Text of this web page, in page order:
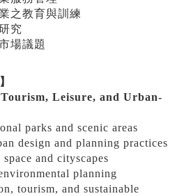
之教育與訓練
究
場議題
Leisure, and Urban-
parks and scenic areas
design and planning practices
and cityscapes
planning
tourism, and sustainable